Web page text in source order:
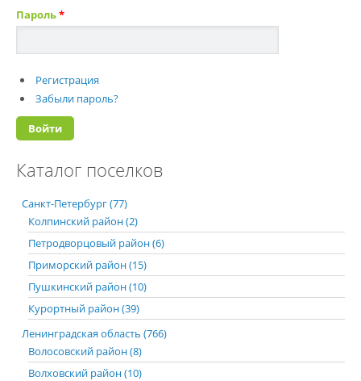
Пароль*
Регистрация
Забыли пароль?
Каталог поселков
Санкт-Петербург (77)
Колпинский район (2)
Петродворцовый район (6)
Приморский район (15)
Пушкинский район (10)
Курортный район (39)
Ленинградская область (766)
Волосовский район (8)
Волховский район (10)